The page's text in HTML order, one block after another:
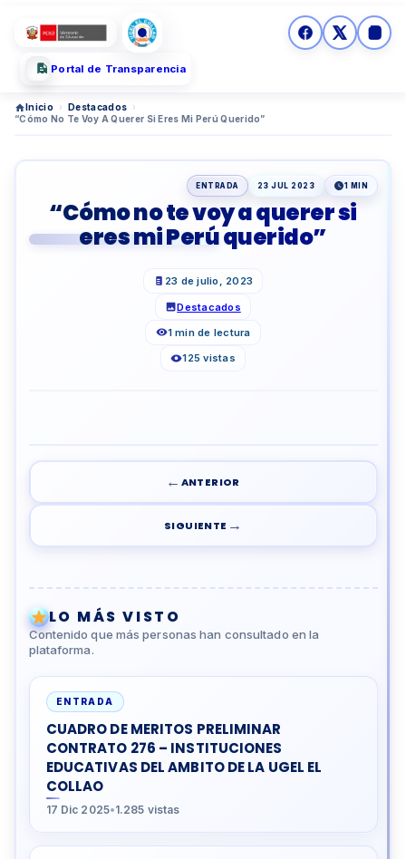
Portal de Transparencia
Inicio › Destacados ›
“Cómo No Te Voy A Querer Si Eres Mi Perú Querido”
ENTRADA 23 JUL 2023 1 MIN
“Cómo no te voy a querer si
eres mi Perú querido”
23 de julio, 2023
Destacados
1 min de lectura
125 vistas
← ANTERIOR
SIGUIENTE →
LO MÁS VISTO
Contenido que más personas han consultado en la
plataforma.
ENTRADA
CUADRO DE MERITOS PRELIMINAR
CONTRATO 276 – INSTITUCIONES
EDUCATIVAS DEL AMBITO DE LA UGEL EL
COLLAO
17 Dic 2025•1.285 vistas